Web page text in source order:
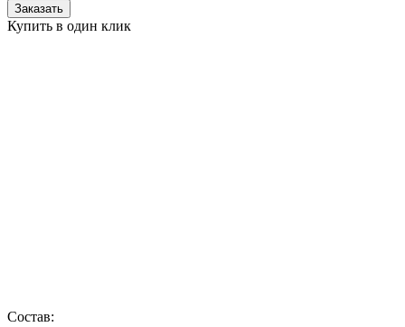
Заказать
Купить в один клик
Состав: